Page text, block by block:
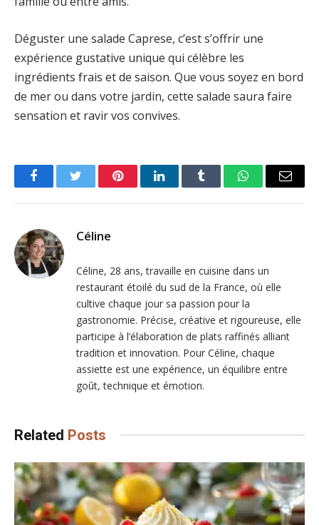
Déguster une salade Caprese, c’est s’offrir une
expérience gustative unique qui célèbre les
ingrédients frais et de saison. Que vous soyez en bord
de mer ou dans votre jardin, cette salade saura faire
sensation et ravir vos convives.
FacebookTwitter PinterestLinkedInTumblr WhatsAppEmail
Céline
Céline, 28 ans, travaille en cuisine dans un
restaurant étoilé du sud de la France, où elle
cultive chaque jour sa passion pour la
gastronomie. Précise, créative et rigoureuse, elle
participe à l’élaboration de plats raffinés alliant
tradition et innovation. Pour Céline, chaque
assiette est une expérience, un équilibre entre
goût, technique et émotion.
Related Posts